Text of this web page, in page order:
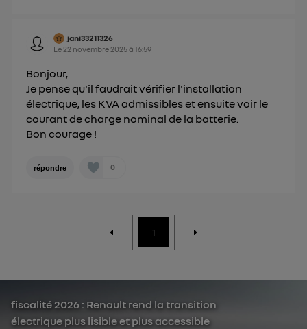
jani33211326
Le 22 novembre 2025à16:59
Bonjour,
Je pense qu'il faudrait vérifier l'installation
électrique, les KVA admissibles et ensuite voir le
courant de charge nominal de la batterie.
Bon courage !
répondre 0
1
fiscalité 2026 : Renault rend la transition
électrique plus lisible et plus accessible